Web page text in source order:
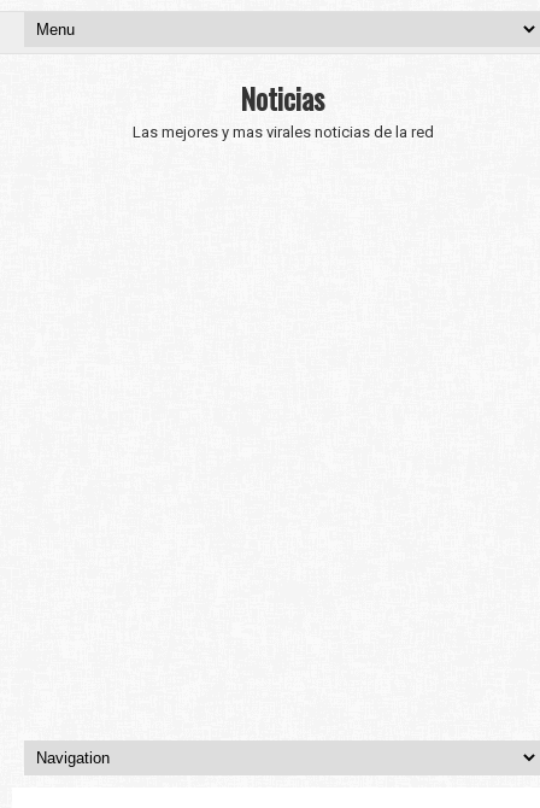
Noticias
Las mejores y mas virales noticias de la red